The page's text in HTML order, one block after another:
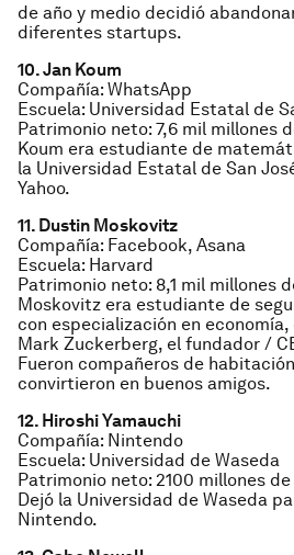
de año y medio decidió
diferentes startups.
10. Jan Koum
Compañía: WhatsApp
Escuela: Universidad Estatal de
Patrimonio neto: 7,6 mil millones
Koum era estudiante de
la Universidad Estatal de San
Yahoo.
11. Dustin Moskovitz
Compañía: Facebook, Asana
Escuela: Harvard
Patrimonio neto: 8,1 mil millones
Moskovitz era estudiante de
con especialización en
Mark Zuckerberg, el fundador /
Fueron compañeros de
convirtieron en buenos amigos.
12. Hiroshi Yamauchi
Compañía: Nintendo
Escuela: Universidad de Waseda
Patrimonio neto: 2100 millones
Dejó la Universidad de Waseda
Nintendo.